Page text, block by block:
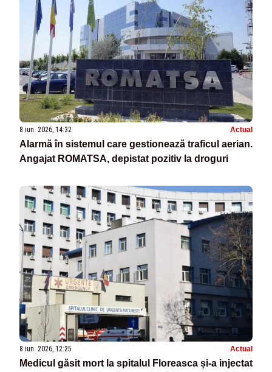
8 iun. 2026, 14:32 Actual
Alarmă în sistemul care gestionează traficul aerian.
Angajat ROMATSA, depistat pozitiv la droguri
8 iun. 2026, 12:25 Actual
Medicul găsit mort la spitalul Floreasca și-a injectat